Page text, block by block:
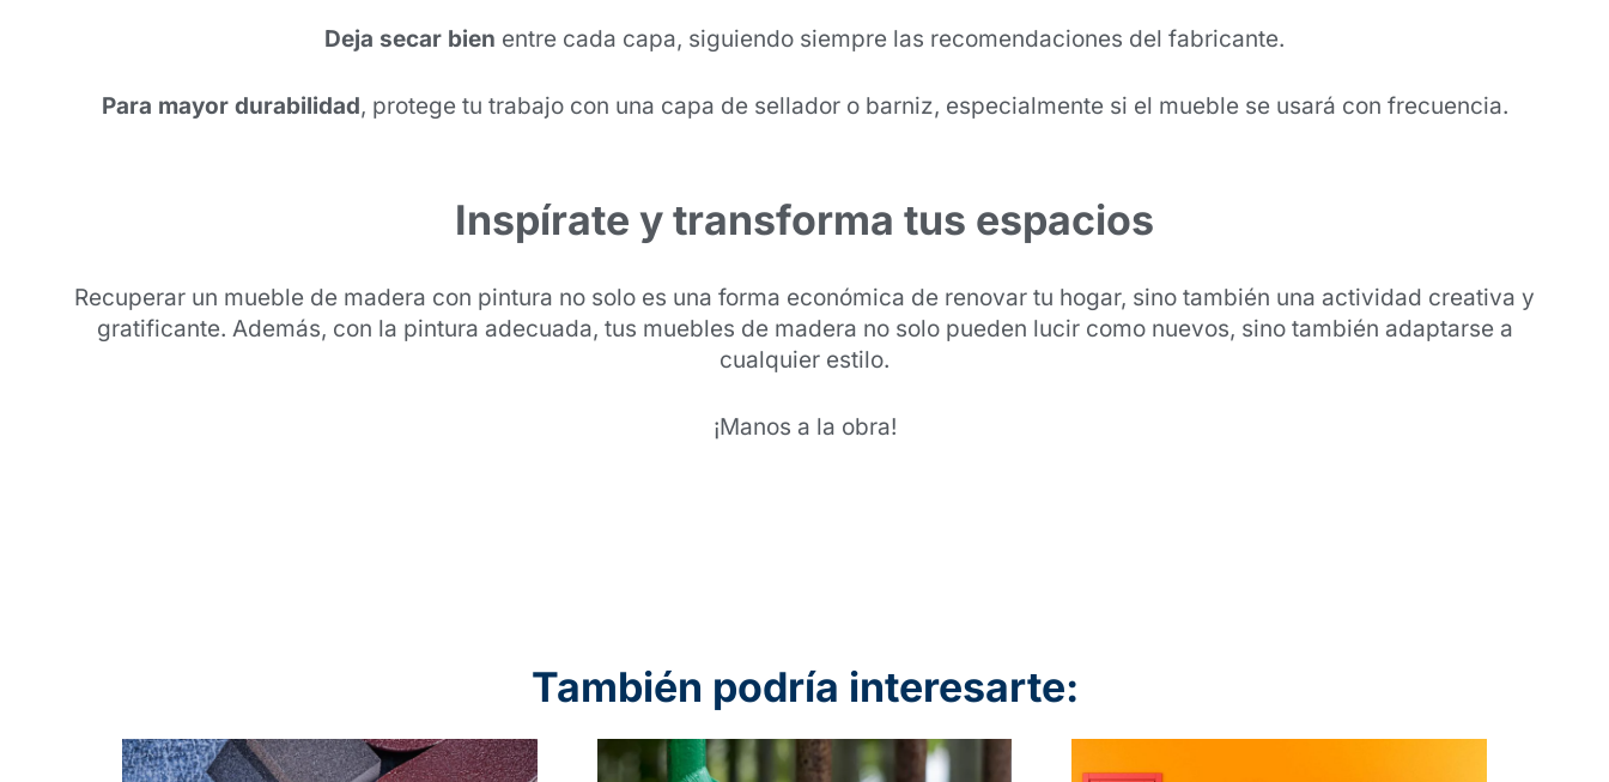
Deja secar bien entre cada capa, siguiendo siempre las recomendaciones del fabricante.
Para mayor durabilidad, protege tu trabajo con una capa de sellador o barniz, especialmente si el mueble se usará con frecuencia.
Inspírate y transforma tus espacios
Recuperar un mueble de madera con pintura no solo es una forma económica de renovar tu hogar, sino también una actividad creativa y
gratificante. Además, con la pintura adecuada, tus muebles de madera no solo pueden lucir como nuevos, sino también adaptarse a
cualquier estilo.
¡Manos a la obra!
También podría interesarte: